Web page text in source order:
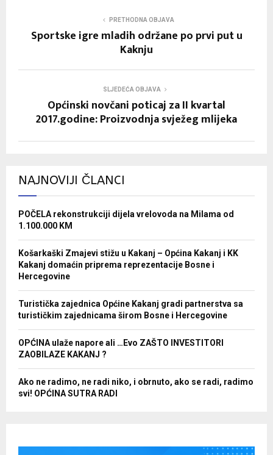
PRETHODNA OBJAVA
Sportske igre mladih održane po prvi put u
Kaknju
SLJEDEĆA OBJAVA
Općinski novčani poticaj za II kvartal
2017.godine: Proizvodnja svježeg mlijeka
NAJNOVIJI ČLANCI
POČELA rekonstrukciji dijela vrelovoda na Milama od
1.100.000 KM
Košarkaški Zmajevi stižu u Kakanj – Općina Kakanj i KK
Kakanj domaćin priprema reprezentacije Bosne i
Hercegovine
Turistička zajednica Općine Kakanj gradi partnerstva sa
turističkim zajednicama širom Bosne i Hercegovine
OPĆINA ulaže napore ali …Evo ZAŠTO INVESTITORI
ZAOBILAZE KAKANJ ?
Ako ne radimo, ne radi niko, i obrnuto, ako se radi, radimo
svi! OPĆINA SUTRA RADI